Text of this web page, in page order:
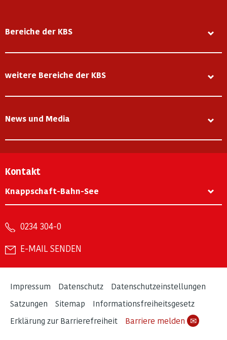
Bereiche der KBS
weitere Bereiche der KBS
News und Media
Kontakt
Knappschaft-Bahn-See
0234 304-0
E-MAIL SENDEN
Impressum Datenschutz
Datenschutzeinstellungen
Satzungen
Sitemap
Informationsfreiheitsgesetz
Erklärung zur Barrierefreiheit
Barriere melden ✉